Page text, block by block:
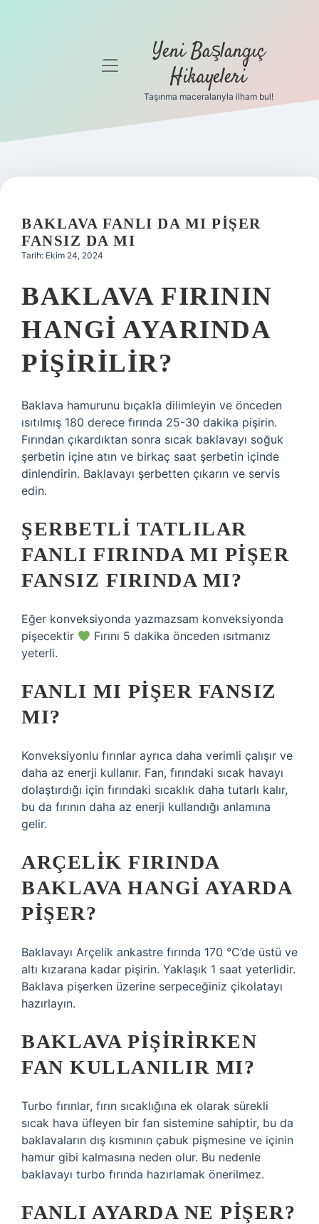
Gizlilik
Hakkımızda
menüyü
Yeni Başlangıç
Hikayeleri
Taşınma maceralarıyla ilham bul!
BAKLAVA FANLI DA MI PIŞER
FANSIZ DA MI
Tarih: Ekim 24, 2024
BAKLAVA FIRININ
HANGI AYARINDA
PIŞIRILIR?
Baklava hamurunu bıçakla dilimleyin ve önceden
ısıtılmış 180 derece fırında 25-30 dakika pişirin.
Fırından çıkardıktan sonra sıcak baklavayı soğuk
şerbetin içine atın ve birkaç saat şerbetin içinde
dinlendirin. Baklavayı şerbetten çıkarın ve servis
edin.
ŞERBETLI TATLILAR
FANLI FIRINDA MI PIŞER
FANSIZ FIRINDA MI?
Eğer konveksiyonda yazmazsam konveksiyonda
pişecektir
Fırını 5 dakika önceden ısıtmanız
yeterli.
FANLI MI PIŞER FANSIZ
MI?
Konveksiyonlu fırınlar ayrıca daha verimli çalışır ve
daha az enerji kullanır. Fan, fırındaki sıcak havayı
dolaştırdığı için fırındaki sıcaklık daha tutarlı kalır,
bu da fırının daha az enerji kullandığı anlamına
gelir.
ARÇELIK FIRINDA
BAKLAVA HANGI AYARDA
PIŞER?
Baklavayı Arçelik ankastre fırında 170 °C’de üstü ve
altı kızarana kadar pişirin. Yaklaşık 1 saat yeterlidir.
Baklava pişerken üzerine serpeceğiniz çikolatayı
hazırlayın.
BAKLAVA PIŞIRIRKEN
FAN KULLANILIR MI?
Turbo fırınlar, fırın sıcaklığına ek olarak sürekli
sıcak hava üfleyen bir fan sistemine sahiptir, bu da
baklavaların dış kısmının çabuk pişmesine ve içinin
hamur gibi kalmasına neden olur. Bu nedenle
baklavayı turbo fırında hazırlamak önerilmez.
FANLI AYARDA NE PIŞER?